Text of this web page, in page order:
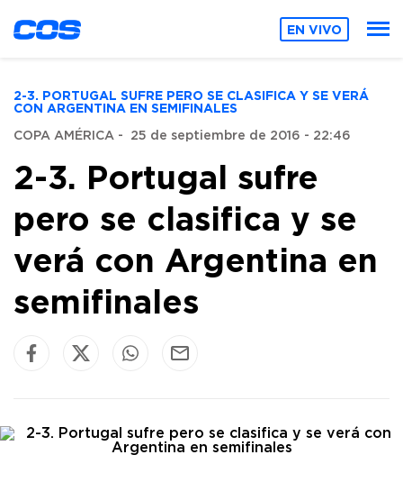
EN VIVO
2-3. PORTUGAL SUFRE PERO SE CLASIFICA Y SE VERÁ
CON ARGENTINA EN SEMIFINALES
COPA AMÉRICA - 25 de septiembre de 2016 - 22:46
2-3. Portugal sufre
pero se clasifica y se
verá con Argentina en
semifinales